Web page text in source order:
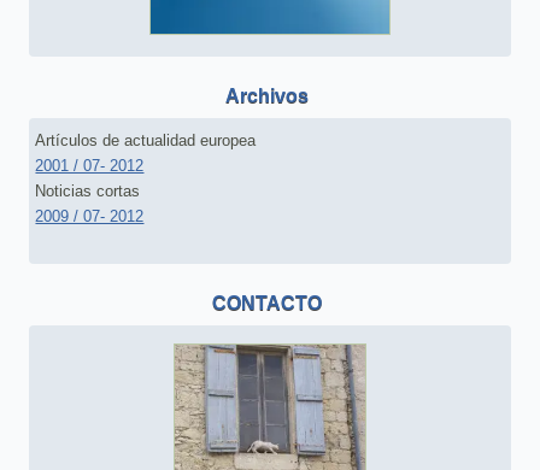
Archivos
Artículos de actualidad europea
2001 / 07- 2012
Noticias cortas
2009 / 07- 2012
CONTACTO